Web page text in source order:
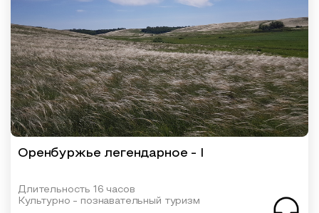
Оренбуржье легендарное - I
Длительность 16 часов
Культурно - познавательный туризм